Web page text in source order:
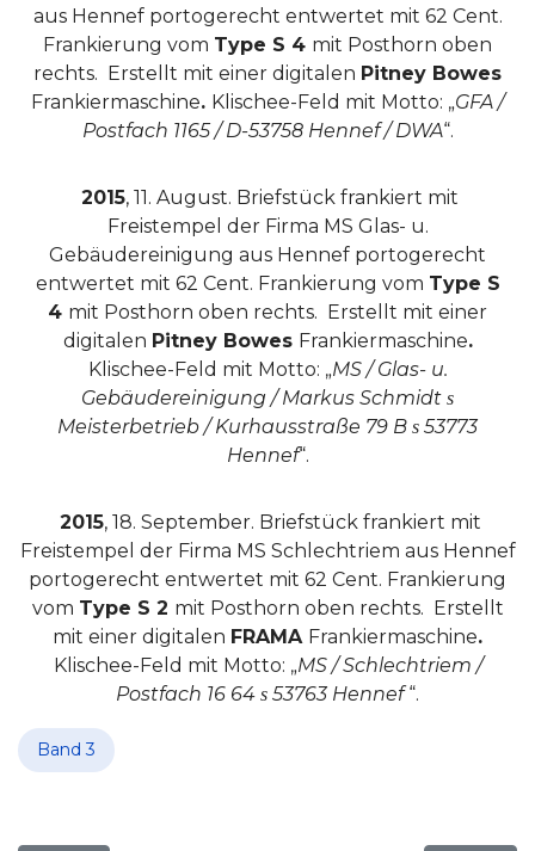
aus Hennef portogerecht entwertet mit 62 Cent.
Frankierung vom Type S 4 mit Posthorn oben
rechts. Erstellt mit einer digitalen Pitney Bowes
Frankiermaschine. Klischee-Feld mit Motto: „GFA /
Postfach 1165 / D-53758 Hennef / DWA“.
2015, 11. August. Briefstück frankiert mit
Freistempel der Firma MS Glas- u.
Gebäudereinigung aus Hennef portogerecht
entwertet mit 62 Cent. Frankierung vom Type S
4 mit Posthorn oben rechts. Erstellt mit einer
digitalen Pitney Bowes Frankiermaschine.
Klischee-Feld mit Motto: „MS / Glas- u.
Gebäudereinigung / Markus Schmidt s
Meisterbetrieb / Kurhausstraße 79 B s 53773
Hennef“.
2015, 18. September. Briefstück frankiert mit
Freistempel der Firma MS Schlechtriem aus Hennef
portogerecht entwertet mit 62 Cent. Frankierung
vom Type S 2 mit Posthorn oben rechts. Erstellt
mit einer digitalen FRAMA Frankiermaschine.
Klischee-Feld mit Motto: „MS / Schlechtriem /
Postfach 16 64 s 53763 Hennef“.
Band 3